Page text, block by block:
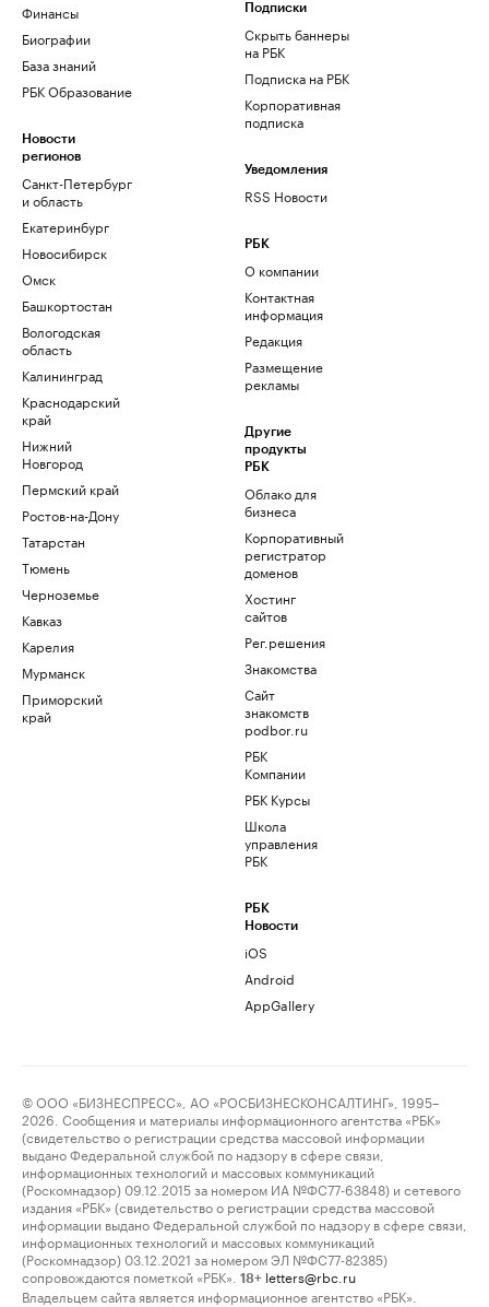
Финансы
Биографии
База знаний
РБК Образование
Новости
регионов
Санкт-Петербург
и область
Екатеринбург
Новосибирск
Омск
Башкортостан
Вологодская
область
Калининград
Краснодарский
край
Нижний
Новгород
Пермский край
Ростов-на-Дону
Татарстан
Тюмень
Черноземье
Кавказ
Карелия
Мурманск
Приморский
край
Подписки
Скрыть баннеры
на РБК
Подписка на РБК
Корпоративная
подписка
Уведомления
RSS Новости
РБК
О компании
Контактная
информация
Редакция
Размещение
рекламы
Другие
продукты
РБК
Облако для
бизнеса
Корпоративный
регистратор
доменов
Хостинг
сайтов
Рег.решения
Знакомства
Сайт
знакомств
podbor.ru
РБК
Компании
РБК Курсы
Школа
управления
РБК
РБК
Новости
iOS
Android
AppGallery
© ООО «БИЗНЕСПРЕСС», АО «РОСБИЗНЕСКОНСАЛТИНГ», 1995–
2026. Сообщения и материалы информационного агентства «РБК»
(свидетельство о регистрации средства массовой информации
выдано Федеральной службой по надзору в сфере связи,
информационных технологий и массовых коммуникаций
(Роскомнадзор) 09.12.2015 за номером ИА №ФС77-63848) и сетевого
издания «РБК» (свидетельство о регистрации средства массовой
информации выдано Федеральной службой по надзору в сфере связи,
информационных технологий и массовых коммуникаций
(Роскомнадзор) 03.12.2021 за номером ЭЛ №ФС77-82385)
сопровождаются пометкой «РБК».
18+ letters@rbc.ru
Владельцем сайта является информационное агентство «РБК».